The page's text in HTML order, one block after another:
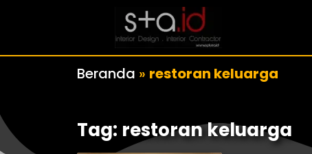
Beranda » restoran keluarga
Tag: restoran keluarga